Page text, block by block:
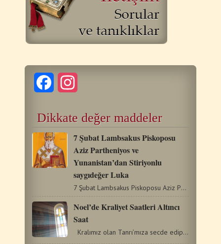
Facebook
Dikkate değer maddeler
7 Şubat Lambsakus Piskoposu
Aziz Partheniyos ve
Yunanistan’dan Stiriyonlu
saygıdeğer Luka
7 Şubat Lambsakus Piskoposu Aziz Partheniyos ve Yunanistan’dan…
Noel’de Kraliyet Saatleri Altıncı
Saat
Kralımız olan Tanrι’mıza secde edip diz çökelim.…